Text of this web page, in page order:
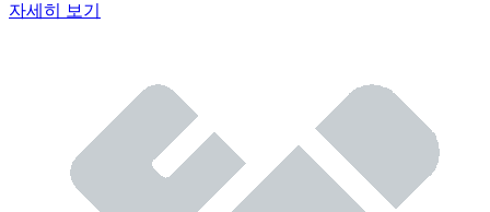
자세히 보기